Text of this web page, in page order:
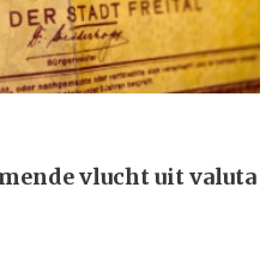
vlucht uit valuta